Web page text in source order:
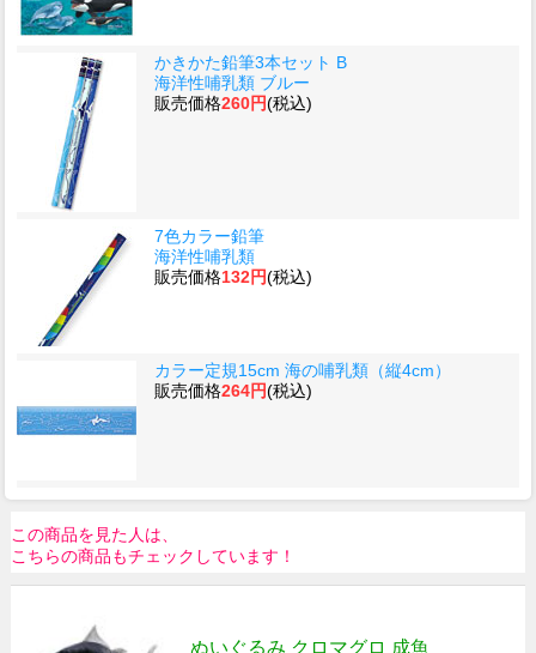
かきかた鉛筆3本セット B
海洋性哺乳類 ブルー
販売価格260円(税込)
7色カラー鉛筆
海洋性哺乳類
販売価格132円(税込)
カラー定規15cm 海の哺乳類（縦4cm）
販売価格264円(税込)
この商品を見た人は、
こちらの商品もチェックしています！
ぬいぐるみ クロマグロ 成魚